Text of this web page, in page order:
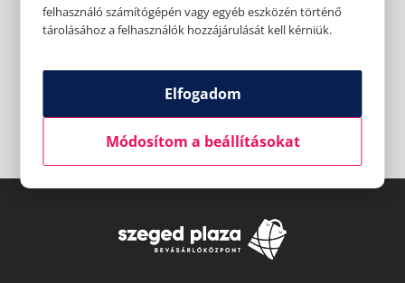
felhasználó számítógépén vagy egyéb eszközén történő
tárolásához a felhasználók hozzájárulását kell kérniük.
Elfogadom
Módosítom a beállításokat